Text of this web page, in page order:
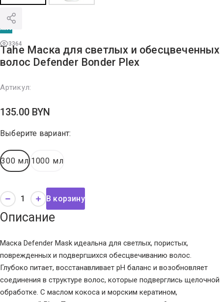
3364
хит
Tahe Маска для светлых и обесцвеченных
волос Defender Bonder Plex
Артикул:
135.00 BYN
Выберите вариант:
300 мл 1000 мл
В корзину
Описание
Маска Defender Mask идеальна для светлых, пористых,
поврежденных и подвергшихся обесцвечиванию волос.
Глубоко питает, восстанавливает pH баланс и возобновляет
соединения в структуре волос, которые подверглись щелочной
обработке. С маслом кокоса и морским кератином,